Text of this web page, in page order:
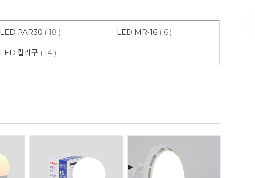
LED PAR30 ( 18 ) LED MR-16 ( 6 )
LED 칼라구 ( 14 )